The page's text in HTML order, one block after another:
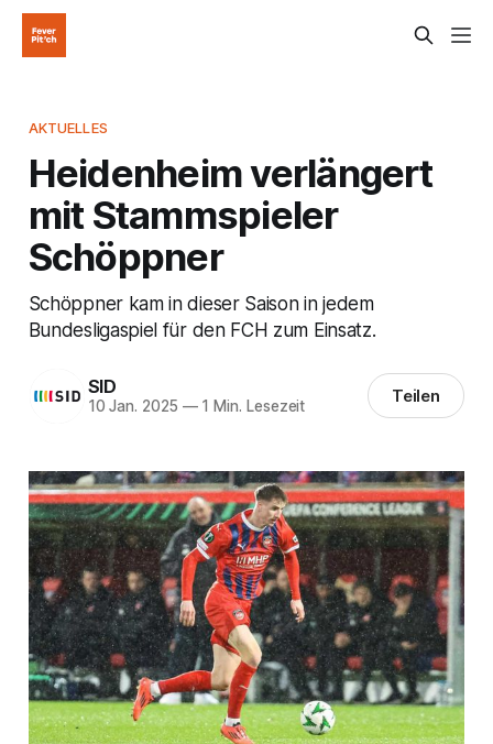
AKTUELLES
Heidenheim verlängert
mit Stammspieler
Schöppner
Schöppner kam in dieser Saison in jedem
Bundesligaspiel für den FCH zum Einsatz.
SID
10 Jan. 2025 —1 Min. Lesezeit Teilen